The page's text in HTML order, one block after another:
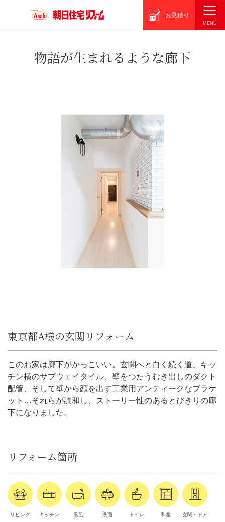
お見積り
物語が生まれるような廊下
東京都A様の玄関リフォーム
このお家は廊下がかっこいい。玄関へと白く続く道、キッ
チン横のサブウェイタイル、壁をつたうむき出しのダクト
配管、そして壁から顔を出す工業用アンティークなブラケ
ット…それらが調和し、ストーリー性のあるとびきりの廊
下になりました。
リフォーム箇所
リビング キッチン 風呂 洗面 トイレ 和室 玄関・ドア